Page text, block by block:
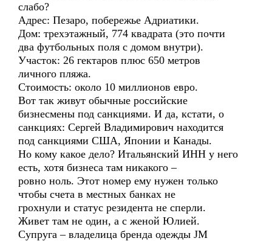
слабо?
Адрес: Пезаро, побережье Адриатики.
Дом: трехэтажный, 774 квадрата (это почти
два футбольных поля с домом внутри).
Участок: 26 гектаров плюс 650 метров
личного пляжа.
Стоимость: около 10 миллионов евро.
Вот так живут обычные российские
бизнесмены под санкциями. И да, кстати, о
санкциях: Сергей Владимирович находится
под санкциями США, Японии и Канады.
Но кому какое дело? Итальянский ИНН у него
есть, хотя бизнеса там никакого –
ровно ноль. Этот номер ему нужен только
чтобы счета в местных банках не
грохнули и статус резидента не сперли.
Живет там не один, а с женой Юлией.
Супруга – владелица бренда одежды JM